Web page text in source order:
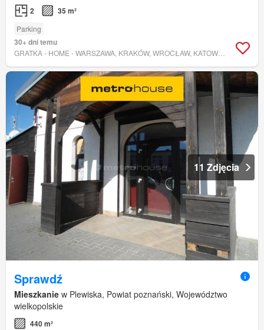
2 35 m²
Parking
30+ dni temu
11 Zdjęcia
Sprawdź
Mieszkanie w Plewiska, Powiat poznański, Województwo
wielkopolskie
440 m²